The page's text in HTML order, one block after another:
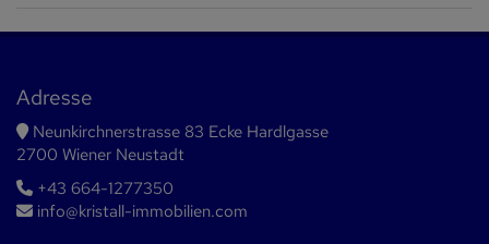
Adresse
Neunkirchnerstrasse 83 Ecke Hardlgasse
2700 Wiener Neustadt
+43 664-1277350
info@kristall-immobilien.com